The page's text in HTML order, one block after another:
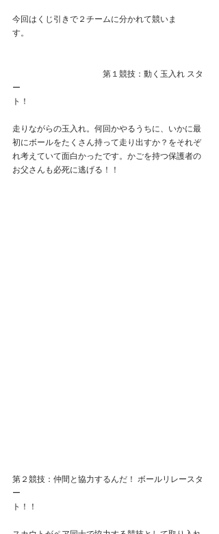
今回はくじ引きで２チームに分かれて競いま
す。
第１競技：動く玉入れ スタ
ー
ト！
走りながらの玉入れ。何回かやるうちに、いかに最
初にボールをたくさん持って走り出すか？をそれぞ
れ考えていて面白かったです。かごを持つ保護者の
お父さんも必死に逃げる！！
第２競技：仲間と協力するんだ！ ボールリレースタ
ー
ト！！